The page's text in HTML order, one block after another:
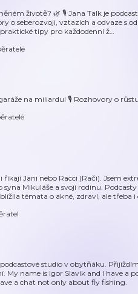
životě? 🌿 🎙️ Jana Talk je
o seberozvoji, vztazích a odvaze s
tipy pro každodenní ž…
na miliardu! 🎙️ Rozhovory o
říkají Jani nebo Racci (Rači). Jsem
Mikuláše a svojí rodinu.
témata o akné, zdraví, ale třeba i
studio v obytňáku.
My name is Igor Slavík and I have a
a chat not only about fly fishing.